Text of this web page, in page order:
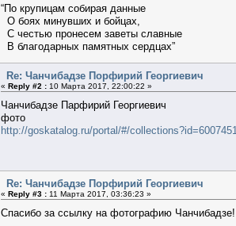
“По крупицам собирая данные
О боях минувших и бойцах,
С честью пронесем заветы славные
В благодарных памятных сердцах”
Re: Чанчибадзе Порфирий Георгиевич
«Reply #2 : 10 Марта 2017, 22:00:22 »
Чанчибадзе Парфирий Георгиевич
фото
http://goskatalog.ru/portal/#/collections?id=6007451
Re: Чанчибадзе Порфирий Георгиевич
« Reply #3 : 11 Марта 2017, 03:36:23 »
Спасибо за ссылку на фотографию Чанчибадзе!